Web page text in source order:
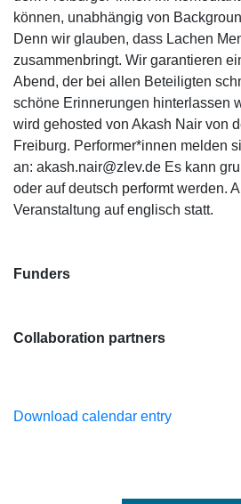
können, unabhängig von
Denn wir glauben, dass Lachen
zusammenbringt. Wir garantieren
Abend, der bei allen Beteiligten
schöne Erinnerungen hinterlassen
wird gehosted von Akash Nair von
Freiburg. Performer*innen melden
an: akash.nair@zlev.de Es kann
oder auf deutsch performt werden.
Veranstaltung auf englisch statt.
Funders
Collaboration partners
Download calendar entry